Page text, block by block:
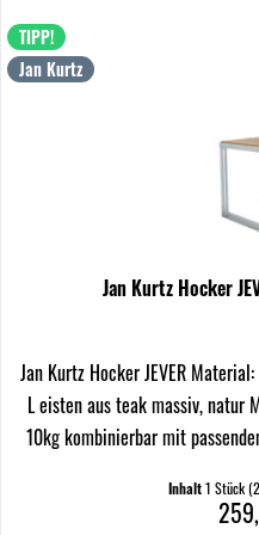
TIPP!
Jan Kurtz
Jan Kurtz Hocker
Jan Kurtz Hocker JEVER
L eisten aus teak massiv, natur
10kg kombinierbar mit
Inhalt1 Stück